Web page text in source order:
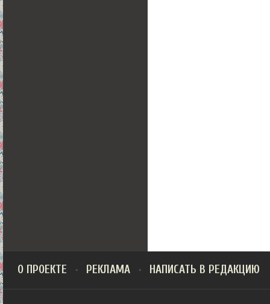
О ПРОЕКТЕ РЕКЛАМА НАПИСАТЬ В РЕДАКЦИЮ